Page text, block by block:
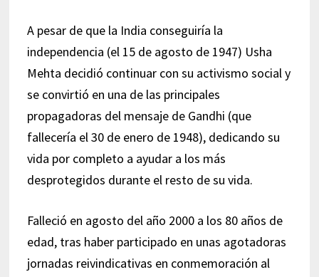
A pesar de que la India conseguiría la
independencia (el 15 de agosto de 1947) Usha
Mehta decidió continuar con su activismo social y
se convirtió en una de las principales
propagadoras del mensaje de Gandhi (que
fallecería el 30 de enero de 1948), dedicando su
vida por completo a ayudar a los más
desprotegidos durante el resto de su vida.
Falleció en agosto del año 2000 a los 80 años de
edad, tras haber participado en unas agotadoras
jornadas reivindicativas en conmemoración al